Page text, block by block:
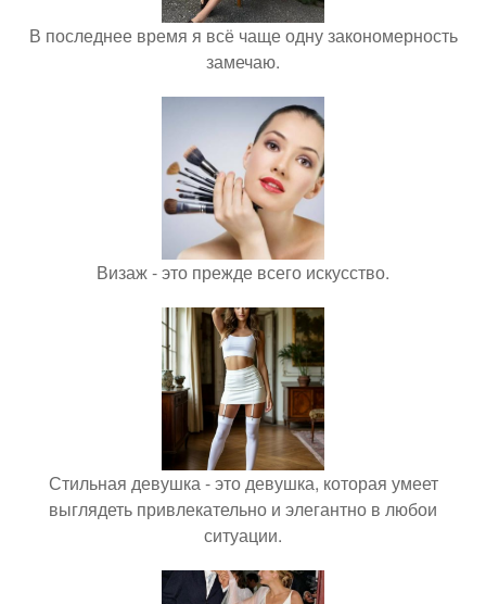
В последнее время я всё чаще одну закономерность
замечаю.
Визаж - это прежде всего искусство.
Стильная девушка - это девушка, которая умеет
выглядеть привлекательно и элегантно в любои
ситуации.